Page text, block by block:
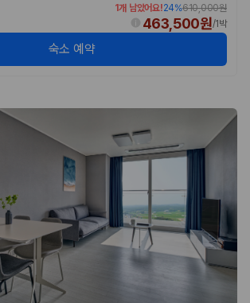
1개 남았어요!24%610,000원
463,500원/1박
숙소 예약